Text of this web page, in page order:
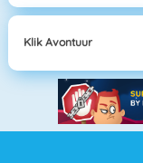
Klik Avontuur